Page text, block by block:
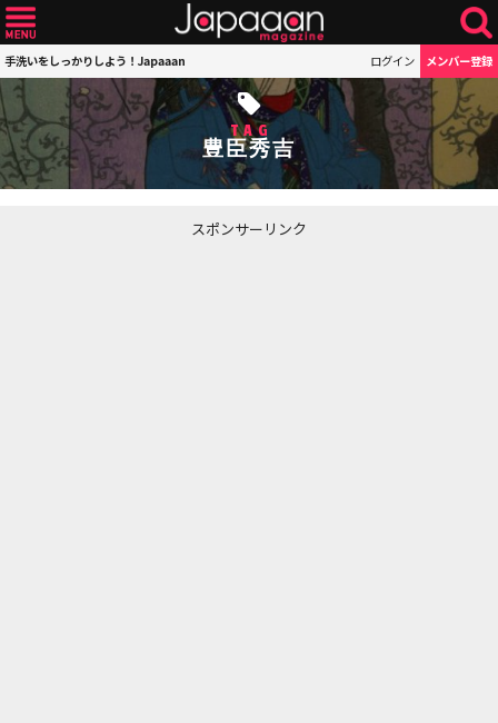
手洗いをしっかりしよう！Japaaan ログイン メンバー登録
TAG
豊臣秀吉
スポンサーリンク